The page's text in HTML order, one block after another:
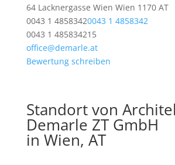
64 Lacknergasse Wien Wien 1170 AT
0043 1 48583420043 1 4858342
0043 1 485834215
office@demarle.at
Bewertung schreiben
Standort von
Demarle ZT GmbH
in Wien, AT